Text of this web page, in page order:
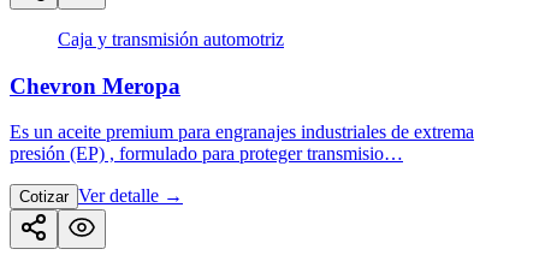
Caja y transmisión automotriz
Chevron Meropa
Es un aceite premium para engranajes industriales de extrema
presión (EP) , formulado para proteger transmisio…
Cotizar Ver detalle →